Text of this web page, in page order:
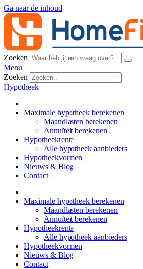
Ga naar de inhoud
Zoeken
Menu
Zoeken
Hypotheek
Maximale hypotheek berekenen
Maandlasten berekenen
Annuïteit berekenen
Hypotheekrente
Alle hypotheek aanbieders
Hypotheekvormen
Nieuws & Blog
Contact
Maximale hypotheek berekenen
Maandlasten berekenen
Annuïteit berekenen
Hypotheekrente
Alle hypotheek aanbieders
Hypotheekvormen
Nieuws & Blog
Contact